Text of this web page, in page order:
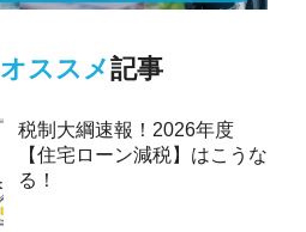
オススメ記事
税制大綱速報！2026年度
【住宅ローン減税】はこうな
る！